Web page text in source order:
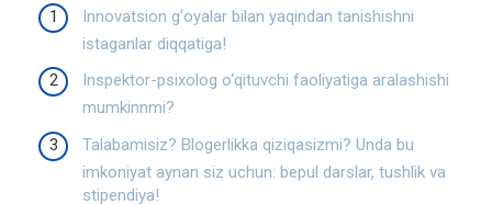
Innovatsion g‘oyalar bilan yaqindan tanishishni
istaganlar diqqatiga!
Inspektor-psixolog o‘qituvchi faoliyatiga aralashishi
mumkinnmi?
Talabamisiz? Blogerlikka qiziqasizmi? Unda bu
imkoniyat aynan siz uchun: bepul darslar, tushlik va
stipendiya!